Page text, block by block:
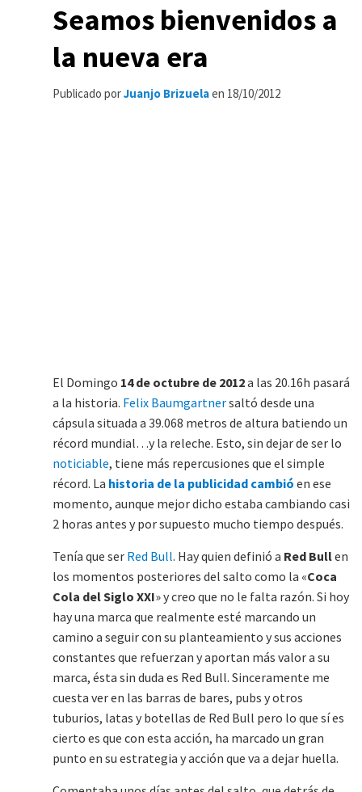
Seamos bienvenidos a
la nueva era
Publicado porJuanjo Brizuelaen 18/10/2012
El Domingo 14 de octubre de 2012a las 20.16h pasará
a la historia. Felix Baumgartnersaltó desde una
cápsula situada a 39.068 metros de altura batiendo un
récord mundial…y la releche. Esto, sin dejar de ser lo
noticiable, tiene más repercusiones que el simple
récord. La historia de la publicidad cambió en ese
momento, aunque mejor dicho estaba cambiando casi
2 horas antes y por supuesto mucho tiempo después.
Tenía que ser Red Bull. Hay quien definió a Red Bullen
los momentos posteriores del salto como la «Coca
Cola del Siglo XXI» y creo que no le falta razón. Si hoy
hay una marca que realmente esté marcando un
camino a seguir con su planteamiento y sus acciones
constantes que refuerzan y aportan más valor a su
marca, ésta sin duda es Red Bull. Sinceramente me
cuesta ver en las barras de bares, pubs y otros
tuburios, latas y botellas de Red Bull pero lo que sí es
cierto es que con esta acción, ha marcado un gran
punto en su estrategia y acción que va a dejar huella.